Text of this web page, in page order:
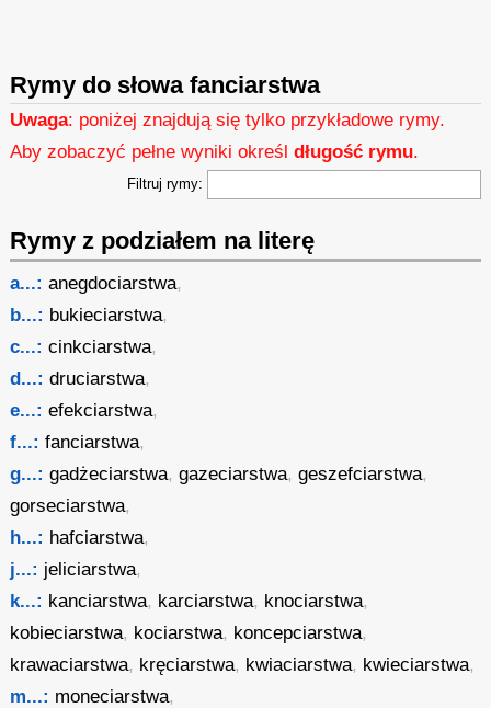
Rymy do słowa fanciarstwa
Uwaga: poniżej znajdują się tylko przykładowe rymy.
Aby zobaczyć pełne wyniki określdługość rymu.
Filtruj rymy:
Rymy z podziałem na literę
a...: anegdociarstwa,
b...: bukieciarstwa,
c...: cinkciarstwa,
d...: druciarstwa,
e...: efekciarstwa,
f...: fanciarstwa,
g...: gadżeciarstwa,gazeciarstwa,geszefciarstwa,
gorseciarstwa,
h...: hafciarstwa,
j...: jeliciarstwa,
k...: kanciarstwa, karciarstwa, knociarstwa,
kobieciarstwa, kociarstwa, koncepciarstwa,
krawaciarstwa, kręciarstwa, kwiaciarstwa, kwieciarstwa,
m...: moneciarstwa,